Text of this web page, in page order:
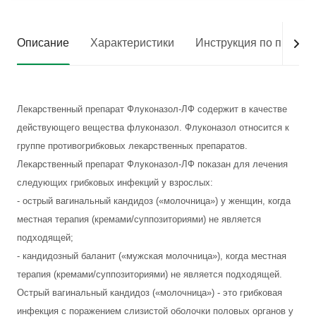
Описание Характеристики Инструкция по
Лекарственный препарат Флуконазол-ЛФ содержит в качестве
действующего вещества флуконазол. Флуконазол относится к
группе противогрибковых лекарственных препаратов.
Лекарственный препарат Флуконазол-ЛФ показан для лечения
следующих грибковых инфекций у взрослых:
- острый вагинальный кандидоз («молочница») у женщин, когда
местная терапия (кремами/суппозиториями) не является
подходящей;
- кандидозный баланит («мужская молочница»), когда местная
терапия (кремами/суппозиториями) не является подходящей.
Острый вагинальный кандидоз («молочница») - это грибковая
инфекция с поражением слизистой оболочки половых органов у